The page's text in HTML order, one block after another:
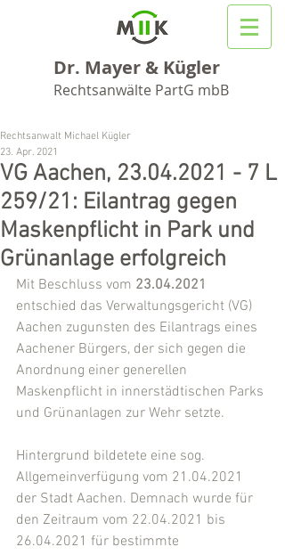
Dr. Mayer & Kügler
Rechtsanwälte PartG mbB
VG Aachen, 23.04.2021 - 7 L
259/21: Eilantrag gegen
Maskenpflicht in Park und
Grünanlage erfolgreich
Rechtsanwalt Michael Kügler
23. Apr. 2021
Mit Beschluss vom 23.04.2021
entschied das Verwaltungsgericht (VG)
Aachen zugunsten des Eilantrags eines
Aachener Bürgers, der sich gegen die
Anordnung einer generellen
Maskenpflicht in innerstädtischen Parks
und Grünanlagen zur Wehr setzte.
Hintergrund bildetete eine sog.
Allgemeinverfügung vom 21.04.2021
der Stadt Aachen. Demnach wurde für
den Zeitraum vom 22.04.2021 bis
26.04.2021 für bestimmte